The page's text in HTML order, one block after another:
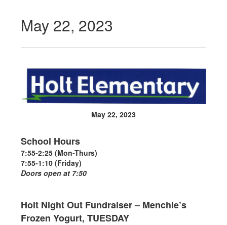
May 22, 2023
May 22, 2023
School Hours
7:55-2:25 (Mon-Thurs)
7:55-1:10 (Friday)
Doors open at 7:50
Holt Night Out Fundraiser – Menchie’s
Frozen Yogurt, TUESDAY